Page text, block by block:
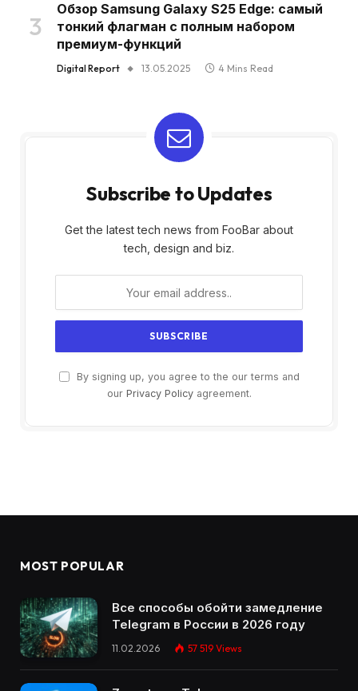
Обзор Samsung Galaxy S25 Edge: самый
тонкий флагман с полным набором
премиум-функций
Digital Report 13.05.2025 4 Mins Read
Subscribe to Updates
Get the latest tech news from FooBar about
tech, design and biz.
By signing up, you agree to the our terms and
our Privacy Policyagreement.
MOST POPULAR
Все способы обойти замедление
Telegram в России в 2026 году
11.02.2026 57 519 Views